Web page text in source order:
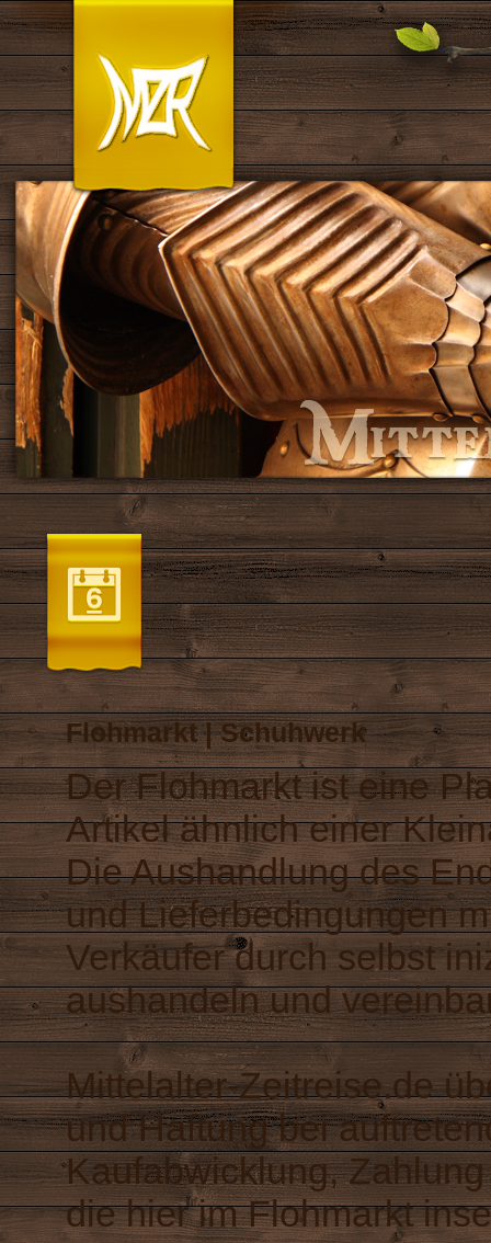
Flohmarkt | Schuhwerk
Der Flohmarkt ist eine
Artikel ähnlich einer
Die Aushandlung des
und Lieferbedingungen
Verkäufer durch selbst
aushandeln und
Mittelalter-Zeitreise.de
und Haftung bei
Kaufabwicklung,
die hier im Flohmarkt